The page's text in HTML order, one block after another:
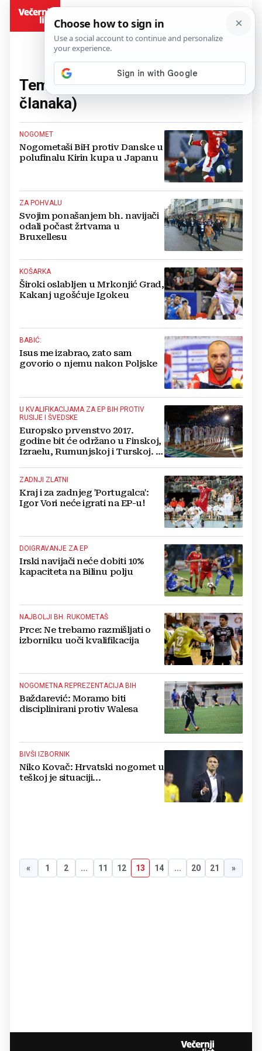
Tema:Reprezentacija(205
članaka)
NOGOMET
Nogometaši BiH protiv Danske u
polufinalu Kirin kupa u Japanu
ZA POHVALU
Svojim ponašanjem bh. navijači
odali počast žrtvama u
Bruxellesu
KOŠARKA
Široki oslabljen u Mrkonjić Grad,
Kakanj ugošćuje Igokeu
BABIĆ:
Isus me izabrao, zato sam
govorio o njemu nakon Poljske
U KVALIFIKACIJAMA ZA EP BIH PROTIV
RUSIJE I ŠVEDSKE
Europsko prvenstvo 2017.
godine bit će održano u Finskoj,
Izraelu, Rumunjskoj i Turskoj. U
ZADNJI ZLATNI
Kraj i za zadnjeg 'Portugalca':
Igor Vori neće igrati na EP-u!
DOIGRAVANJE ZA EP
Irski navijači neće dobiti 10%
kapaciteta na Bilinu polju
NAJBOLJI BH. RUKOMETAŠ
Prce: Ne trebamo razmišljati o
izborniku uoči kvalifikacija
NOGOMETNA REPREZENTACIJA BIH
Baždarević: Moramo biti
disciplinirani protiv Walesa
BIVŠI IZBORNIK
Niko Kovač: Hrvatski nogomet u
teškoj je situaciji...
« 1 2 ... 11 12 13 14 ... 20 21 »